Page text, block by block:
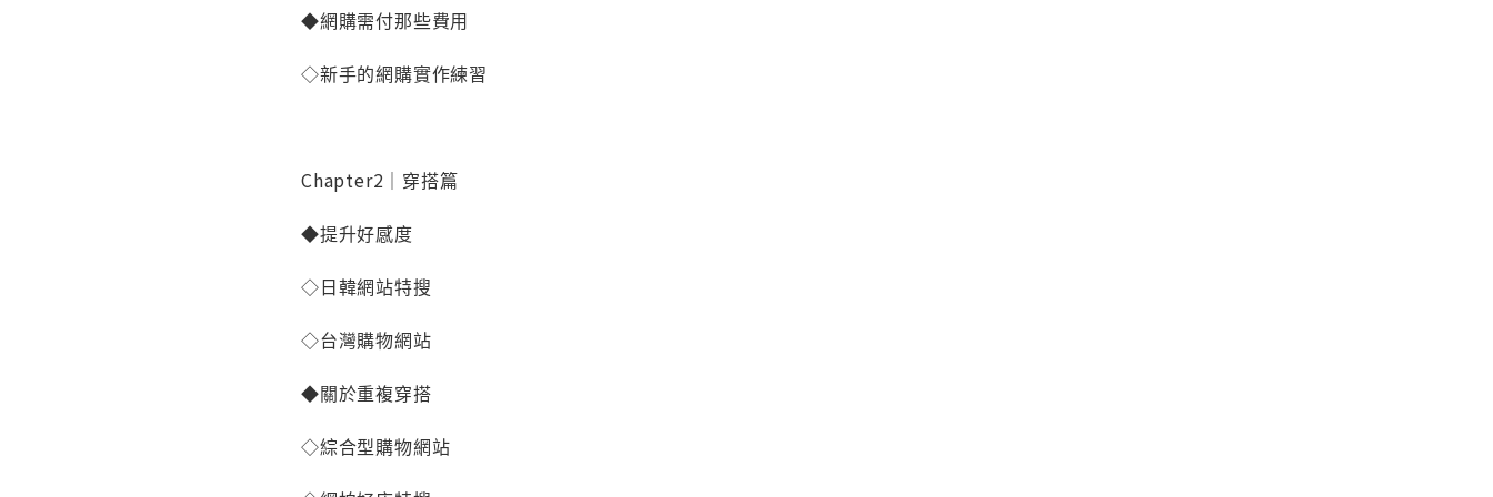
◆網購需付那些費用
◇新手的網購實作練習
Chapter2｜穿搭篇
◆提升好感度
◇日韓網站特搜
◇台灣購物網站
◆關於重複穿搭
◇綜合型購物網站